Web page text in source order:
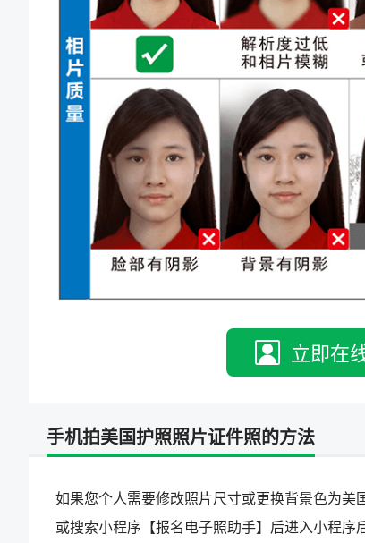
立即在
手机拍美国护照照片证件照的方法
如果您个人需要修改照片尺寸或更换背景色为美
或搜索小程序【报名电子照助手】后进入小程